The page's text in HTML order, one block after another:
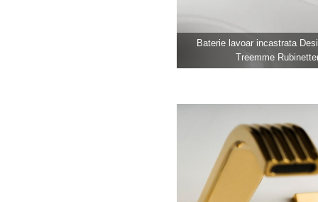
Baterie lavoar incastrata
Treemme